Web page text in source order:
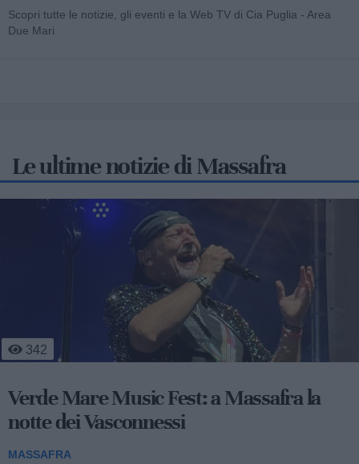
Scopri tutte le notizie, gli eventi e la Web TV di Cia Puglia - Area
Due Mari
Le ultime notizie di Massafra
4
Massafra sul podio: la 13enne Francesca
Nitti è d'oro
MASSAFRA